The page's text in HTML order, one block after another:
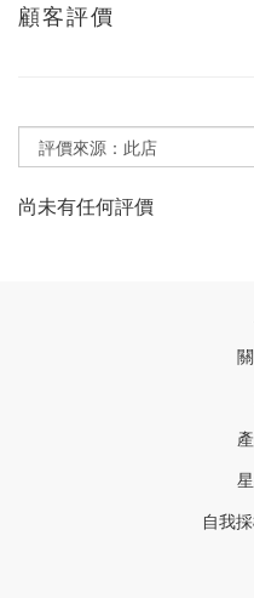
顧客評價
尚未有任何評價
自我